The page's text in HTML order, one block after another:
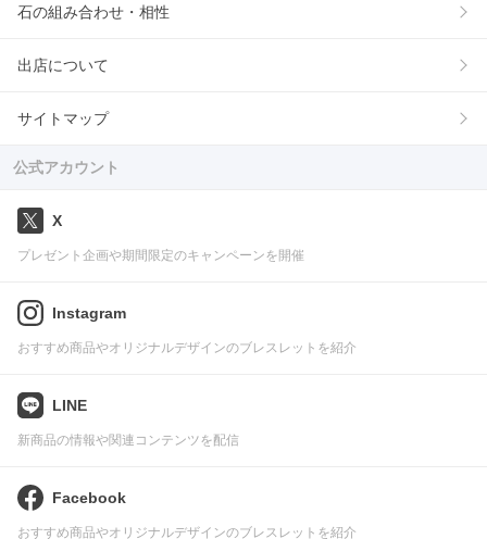
石の組み合わせ・相性
出店について
サイトマップ
公式アカウント
X
プレゼント企画や期間限定のキャンペーンを開催
Instagram
おすすめ商品やオリジナルデザインのブレスレットを紹介
LINE
新商品の情報や関連コンテンツを配信
Facebook
おすすめ商品やオリジナルデザインのブレスレットを紹介